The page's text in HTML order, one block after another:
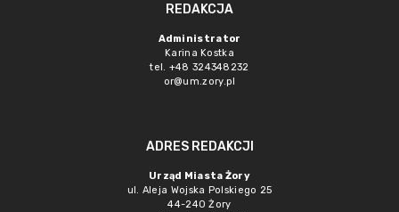
REDAKCJA
Administrator
Karina Kostka
tel. +48 324348232
or@um.zory.pl
ADRES REDAKCJI
Urząd Miasta Żory
ul. Aleja Wojska Polskiego 25
44-240 Żory